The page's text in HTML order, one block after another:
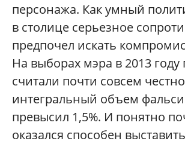
персонажа. Как умный
в столице серьезное
предпочел искать
На выборах мэра в 2013 году
считали почти совсем
интегральный объем
превысил 1,5%. И понятно
оказался способен